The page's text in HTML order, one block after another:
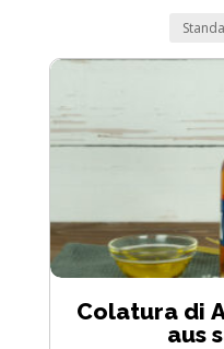
Colatura di
aus